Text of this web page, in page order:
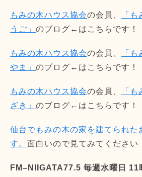
もみの木ハウス協会の会員、
「
うご」 のブログ←はこちらです！
もみの木ハウス協会の会員、
「
やま」 のブログ←はこちらです！
もみの木ハウス協会の会員、
「
ざき」 のブログ←はこちらです！
仙台でもみの木の家を建てられた
す。 面白いので見てみてください
FM–NIIGATA77.5 毎週水曜日 11